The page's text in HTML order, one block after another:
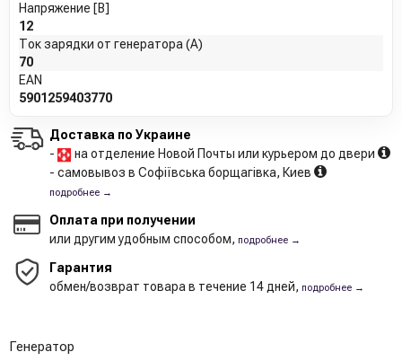
Напряжение [В]
12
Ток зарядки от генератора (А)
70
EAN
5901259403770
Доставка по Украине
-
на отделение Новой Почты или курьером до двери
- самовывоз в Софіївська борщагівка, Киев
подробнее →
Оплата при получении
или другим удобным способом, подробнее →
Гарантия
обмен/возврат товара в течение 14 дней, подробнее →
Генератор